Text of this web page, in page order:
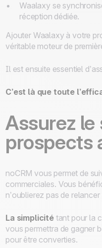
Waalaxy se
réception dédiée.
Ajouter Waalaxy à votre
véritable moteur de
Il est ensuite essentiel
C’est là que toute
Assurez
prospects
noCRM vous permet de
commerciales. Vous
n’oublierez pas de
La simplicitétant pour la
vous permettra de gagner
pour être converties.